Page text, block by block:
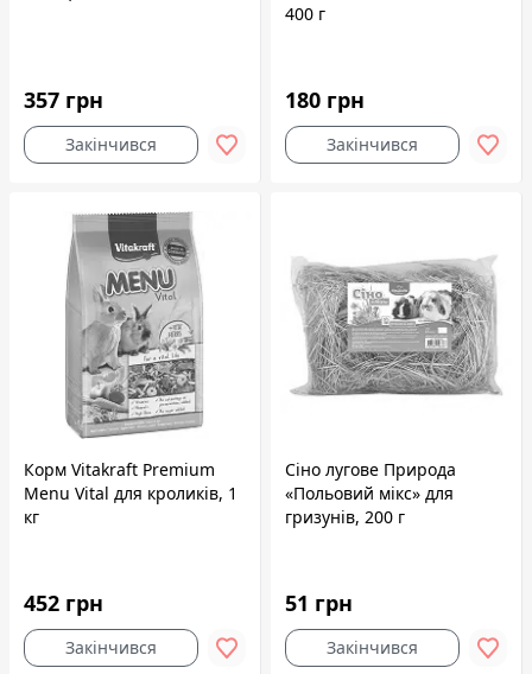
357 грн
Закінчився
400 г
180 грн
Закінчився
Корм Vitakraft Premium
Menu Vital для кроликів, 1
кг
452 грн
Закінчився
Сіно лугове Природа
«Польовий мікс» для
гризунів, 200 г
51 грн
Закінчився